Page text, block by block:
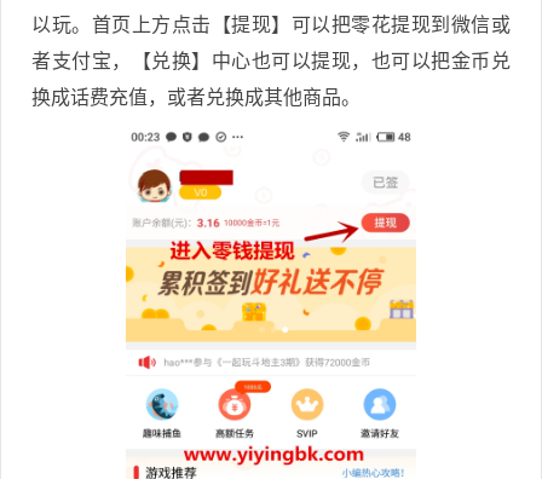
以玩。首页上方点击【提现】可以把零花提现到微信或
者支付宝，【兑换】中心也可以提现，也可以把金币兑
换成话费充值，或者兑换成其他商品。